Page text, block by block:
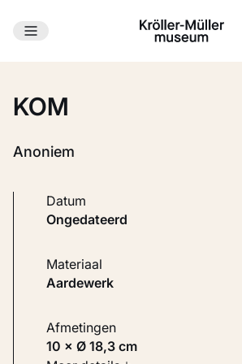
Ga naar hoofdinhoud
KOM
Anoniem
Datum
ongedateerd
Materiaal
Aardewerk
Afmetingen
10 × Ø 18,3 cm